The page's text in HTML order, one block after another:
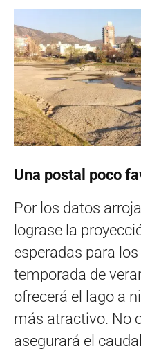
Una postal poco
Por los datos
lograse la
esperadas para
temporada de
ofrecerá el lago a
más atractivo. No
asegurará el